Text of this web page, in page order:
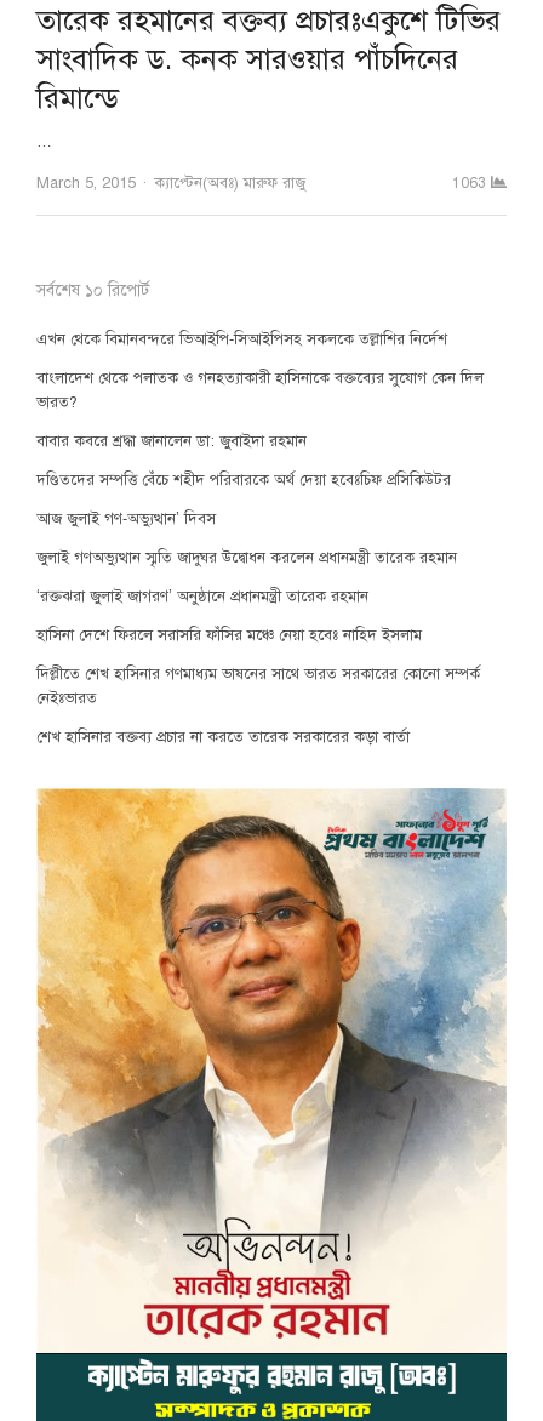
তারেক রহমানের বক্তব্য প্রচারঃএকুশে টিভির
সাংবাদিক ড. কনক সারওয়ার পাঁচদিনের
রিমান্ডে
…
March 5, 2015 Author
ক্যাপ্টেন(অবঃ) মারুফ রাজু 1063
সর্বশেষ ১০ রিপোর্ট
এখন থেকে বিমানবন্দরে ভিআইপি-সিআইপিসহ সকলকে তল্লাশির নির্দেশ
বাংলাদেশ থেকে পলাতক ও গনহত্যাকারী হাসিনাকে বক্তব্যের সুযোগ কেন দিল
ভারত?
বাবার কবরে শ্রদ্ধা জানালেন ডা: জুবাইদা রহমান
দণ্ডিতদের সম্পত্তি বেঁচে শহীদ পরিবারকে অর্থ দেয়া হবেঃচিফ প্রসিকিউটর
আজ জুলাই গণ-অভ্যুত্থান’ দিবস
জুলাই গণঅভ্যুত্থান স্মৃতি জাদুঘর উদ্বোধন করলেন প্রধানমন্ত্রী তারেক রহমান
‘রক্তঝরা জুলাই জাগরণ’ অনুষ্ঠানে প্রধানমন্ত্রী তারেক রহমান
হাসিনা দেশে ফিরলে সরাসরি ফাঁসির মঞ্চে নেয়া হবেঃ নাহিদ ইসলাম
দিল্লীতে শেখ হাসিনার গণমাধ্যম ভাষনের সাথে ভারত সরকারের কোনো সম্পর্ক
নেইঃভারত
শেখ হাসিনার বক্তব্য প্রচার না করতে তারেক সরকারের কড়া বার্তা